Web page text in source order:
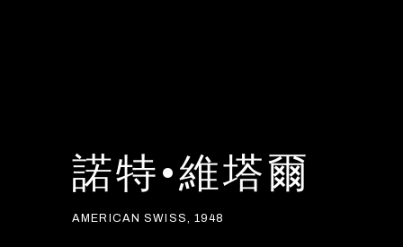
諾特•維塔爾
AMERICAN SWISS, 1948